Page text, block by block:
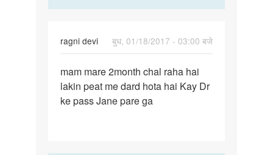
ragni devi
बुध, 01/18/2017 - 03:00 बजे
mam
mare
2month
mam mare 2month chal raha hai
lakin peat me dard hota hai Kay Dr
ke pass Jane pare ga